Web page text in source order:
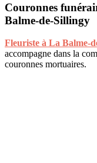
Couronnes
Balme-de-Sillingy
Fleuriste à La Balme-
accompagne dans la
couronnes mortuaires.